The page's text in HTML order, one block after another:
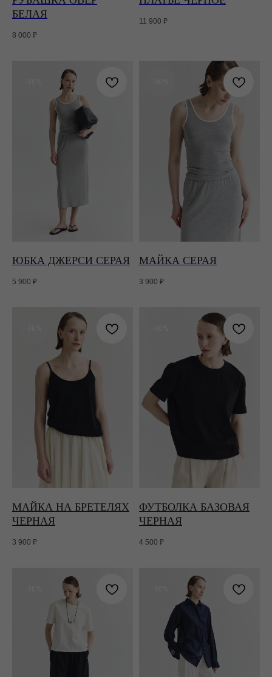
БЕЛАЯ
8 000 ₽
11 900 ₽
ЮБКА ДЖЕРСИ СЕРАЯ
5 900 ₽
МАЙКА СЕРАЯ
3 900 ₽
МАЙКА НА БРЕТЕЛЯХ
ЧЕРНАЯ
3 900 ₽
ФУТБОЛКА БАЗОВАЯ
ЧЕРНАЯ
4 500 ₽